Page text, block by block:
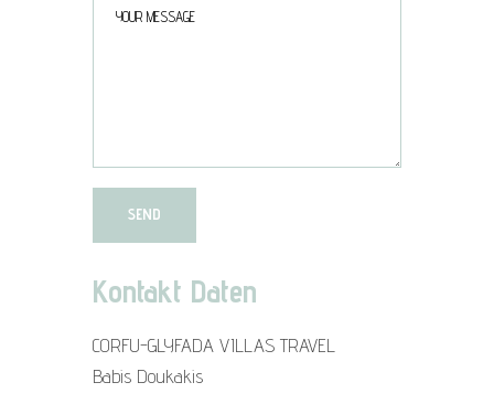
Kontakt Daten
CORFU-GLYFADA VILLAS TRAVEL
Babis Doukakis